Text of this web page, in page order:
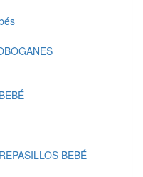
BEBÉ